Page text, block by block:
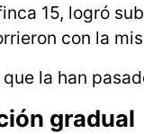
15, logró
con la
la han
gradual